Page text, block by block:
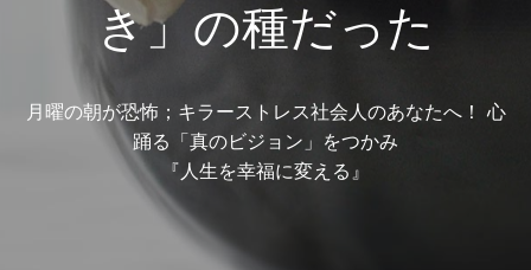
き」の種だった
月曜の朝が恐怖；キラーストレス社会人のあなたへ！ 心
踊る「真のビジョン」をつかみ
『人生を幸福に変える』